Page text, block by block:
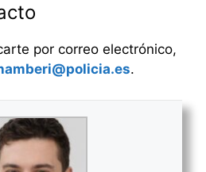
por correo electrónico,
.